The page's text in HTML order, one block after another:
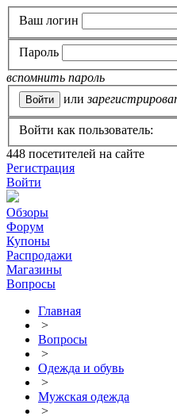
Ваш логин
Пароль
вспомнить пароль
или
Войти как пользователь:
448 посетителей на сайте
Регистрация
Войти
Обзоры
Форум
Купоны
Распродажи
Магазины
Вопросы
Главная
>
Вопросы
>
Одежда и обувь
>
Мужская одежда
>